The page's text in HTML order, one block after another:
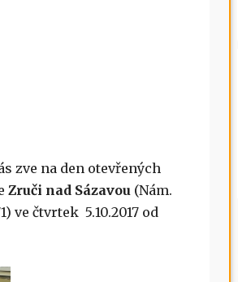
zve na den otevřených
Zruči nad Sázavou (Nám.
ve čtvrtek 5.10.2017 od